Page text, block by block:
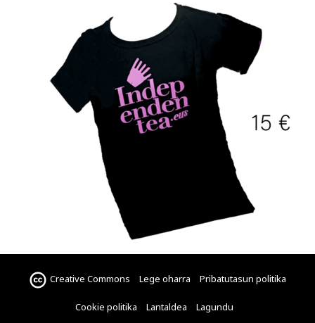
Creative Commons Lege oharra Pribatutasun politika
Cookie politika Lantaldea Lagundu